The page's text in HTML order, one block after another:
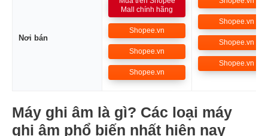
Nơi bán
Mall chính hãng
Shopee.vn
Shopee.vn
Shopee.vn
Shopee.vn
Shopee.vn
Shopee.vn
Máy ghi âm là gì? Các loại máy
ghi âm phổ biến nhất hiện nay